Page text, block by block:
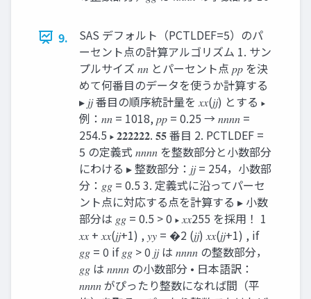
9.
SAS デフォルト（PCTLDEF=5）のパ
ーセント点の計算アルゴリズム 1. サン
プルサイズ 𝑛𝑛 とパーセント点 𝑝𝑝 を決
めて何番目のデータを使うか計算する
▸ 𝑗𝑗 番目の順序統計量を 𝑥𝑥(𝑗𝑗) とする ▸
例：𝑛𝑛 = 1018, 𝑝𝑝 = 0.25 → 𝑛𝑛𝑛𝑛 =
254.5 ▸ 𝟐𝟐𝟐𝟐𝟐𝟐. 𝟓𝟓 番目 2. PCTLDEF =
5 の定義式 𝑛𝑛𝑛𝑛 を整数部分と小数部分
にわける ▸ 整数部分：𝑗𝑗 = 254，小数部
分：𝑔𝑔 = 0.5 3. 定義式に沿ってパーセ
ント点に対応する点を計算する ▸ 小数
部分は 𝑔𝑔 = 0.5 > 0 ▸ 𝑥𝑥255 を採用！ 1
𝑥𝑥 + 𝑥𝑥(𝑗𝑗+1) , 𝑦𝑦 = �2 (𝑗𝑗) 𝑥𝑥(𝑗𝑗+1) , if
𝑔𝑔 = 0 if 𝑔𝑔 > 0 𝑗𝑗 は 𝑛𝑛𝑛𝑛 の整数部分，
𝑔𝑔 は 𝑛𝑛𝑛𝑛 の小数部分 • 日本語訳：
𝑛𝑛𝑛𝑛 がぴったり整数になれば間（平